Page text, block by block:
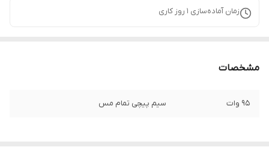
زمان آماده‌سازی 1 روز کاری
مشخصات
95 وات سیم پیچی تمام مس